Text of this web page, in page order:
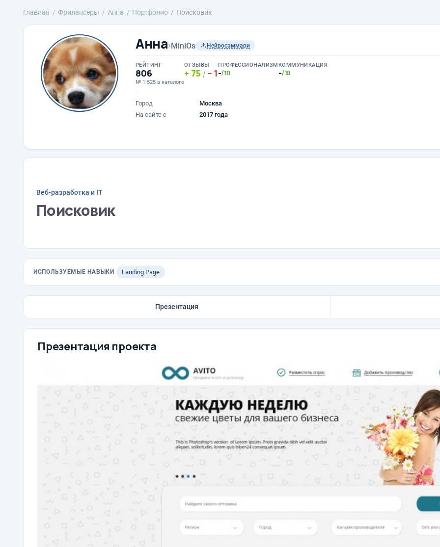
Главная Фрилансеры Анна Портфолио Поисковик
Анна›MiniOs Нейросаммари
РЕЙТИНГ
806
№ 1 525 в каталоге
ОТЗЫВЫ
75 / 1
ПРОФЕССИОНАЛИЗМ
-/10
КОММУНИКАЦИЯ
-/10
Город
Москва
На сайте с
2017 года
Веб-разработка и IT
Поисковик
ИСПОЛЬЗУЕМЫЕ НАВЫКИ Landing Page
Презентация
Презентация проекта